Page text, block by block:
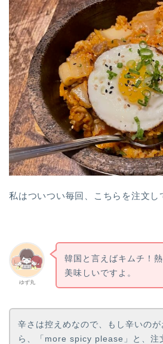
私はついつい毎回、こちらを注文し
ゆず丸
韓国と言えばキムチ！
美味しいですよ。
辛さは控えめなので、もし辛いのが
ら、「more spicy please」と、注